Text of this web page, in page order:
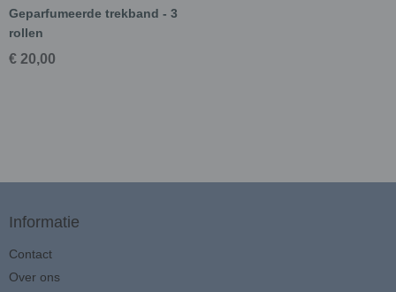
Geparfumeerde trekband - 3
rollen
€ 20,00
Informatie
Contact
Over ons